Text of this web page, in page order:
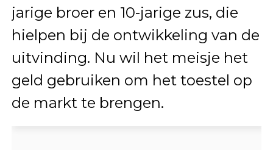
jarige broer en 10-jarige zus, die
hielpen bij de ontwikkeling van de
uitvinding. Nu wil het meisje het
geld gebruiken om het toestel op
de markt te brengen.